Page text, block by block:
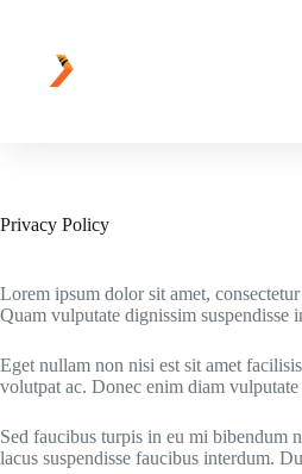
Privacy Policy
Lorem ipsum dolor sit amet,
Quam vulputate dignissim
Eget nullam non nisi est sit amet
volutpat ac. Donec enim diam
Sed faucibus turpis in eu mi bibendum
lacus suspendisse faucibus interdum.